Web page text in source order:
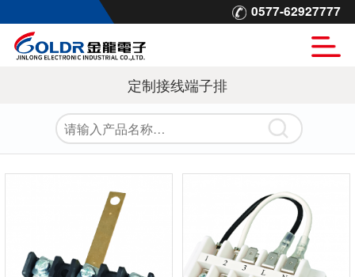
0577-62927777
定制接线端子排